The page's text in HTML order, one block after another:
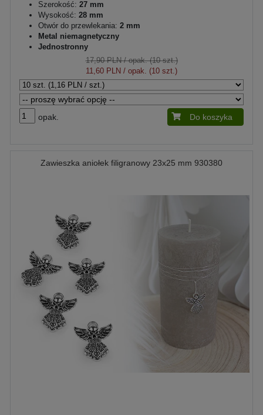
Szerokość: 27 mm
Wysokość: 28 mm
Otwór do przewlekania: 2 mm
Metal niemagnetyczny
Jednostronny
17,90 PLN/ opak. (10 szt.)
11,60 PLN / opak. (10 szt.)
opak. Do koszyka
Zawieszka aniołek filigranowy 23x25 mm 930380